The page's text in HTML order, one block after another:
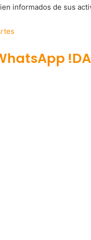
informados de sus
!DA